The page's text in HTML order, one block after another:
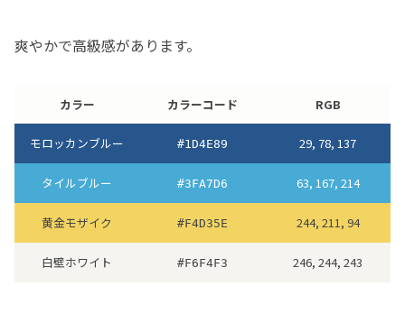
爽やかで高級感があります。
カラー カラーコード RGB
モロッカンブルー #1D4E89 29, 78, 137
タイルブルー #3FA7D6 63, 167, 214
黄金モザイク #F4D35E 244, 211, 94
白壁ホワイト #F6F4F3 246, 244, 243